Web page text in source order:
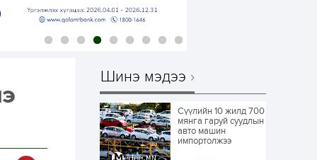
Шинэ мэдээ
Сүүлийн 10 жилд 700
мянга гаруй суудлын
авто машин
импортолжээ